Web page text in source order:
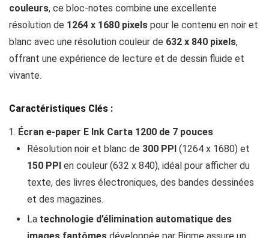
couleurs, ce bloc-notes combine une excellente
résolution de 1264 x 1680 pixels pour le contenu en noir et
blanc avec une résolution couleur de 632 x 840 pixels,
offrant une expérience de lecture et de dessin fluide et
vivante.
Caractéristiques Clés :
Écran e-paper E Ink Carta 1200 de 7 pouces
Résolution noir et blanc de 300 PPI (1264 x 1680) et
150 PPI en couleur (632 x 840), idéal pour afficher du
texte, des livres électroniques, des bandes dessinées
et des magazines.
La technologie d’élimination automatique des